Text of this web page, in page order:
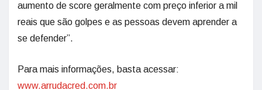
aumento de score geralmente com preço inferior a mil
reais que são golpes e as pessoas devem aprender a
se defender”.
Para mais informações, basta acessar:
www.arrudacred.com.br